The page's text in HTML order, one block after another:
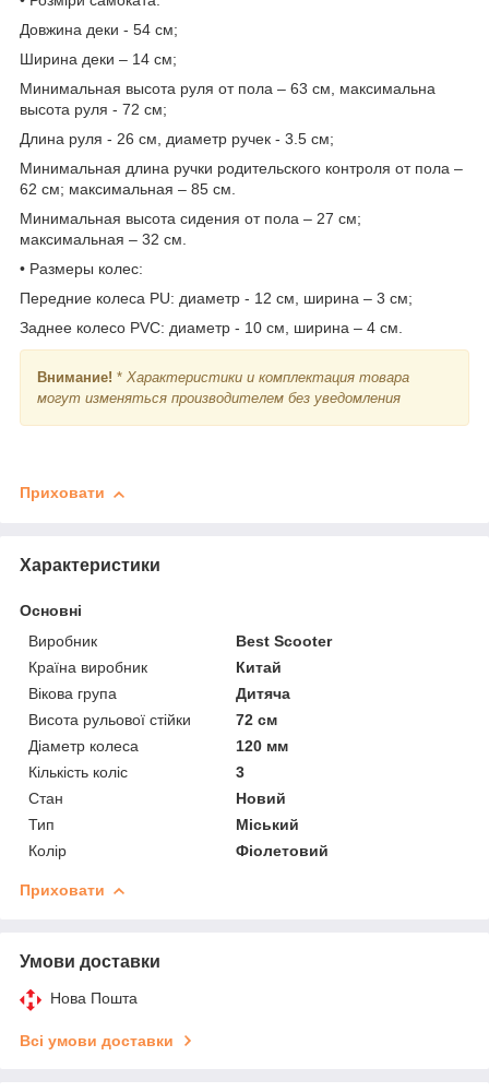
Довжина деки - 54 см;
Ширина деки – 14 см;
Минимальная высота руля от пола – 63 см, максимальна
высота руля - 72 см;
Длина руля - 26 см, диаметр ручек - 3.5 см;
Минимальная длина ручки родительского контроля от пола –
62 см; максимальная – 85 см.
Минимальная высота сидения от пола – 27 см;
максимальная – 32 см.
• Размеры колес:
Передние колеса PU: диаметр - 12 см, ширина – 3 см;
Заднее колесо PVC: диаметр - 10 см, ширина – 4 см.
Внимание! * Характеристики и комплектация товара
могут изменяться производителем без уведомления
Приховати
Характеристики
Основні
Виробник
Best Scooter
Країна виробник
Китай
Вікова група
Дитяча
Висота рульової стійки
72 см
Діаметр колеса
120 мм
Кількість коліс
3
Стан
Новий
Тип
Міський
Колір
Фіолетовий
Приховати
Умови доставки
Нова Пошта
Всі умови доставки